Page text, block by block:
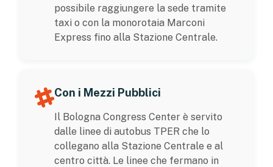
possibile raggiungere la sede tramite
taxi o con la monorotaia Marconi
Express fino alla Stazione Centrale.
Con i Mezzi Pubblici
Il Bologna Congress Center è servito
dalle linee di autobus TPER che lo
collegano alla Stazione Centrale e al
centro città. Le linee che fermano in